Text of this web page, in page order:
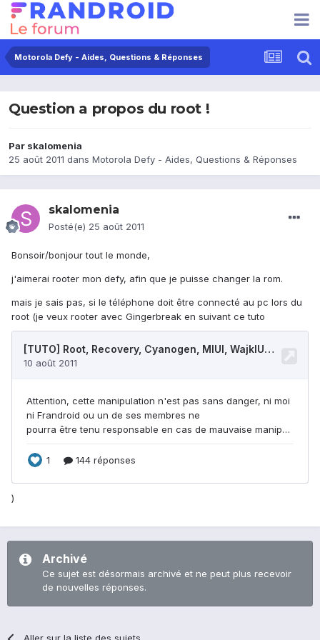
Motorola Defy - Aides, Questions & Réponses
Question a propos du root !
Par skalomenia
25 août 2011 dans Motorola Defy - Aides, Questions & Réponses
skalomenia
Posté(e) 25 août 2011
Bonsoir/bonjour tout le monde,
j'aimerai rooter mon defy, afin que je puisse changer la rom.
mais je sais pas, si le téléphone doit être connecté au pc lors du
root (je veux rooter avec Gingerbreak en suivant ce tuto
)
Archivé
Ce sujet est désormais archivé et ne peut plus recevoir
de nouvelles réponses.